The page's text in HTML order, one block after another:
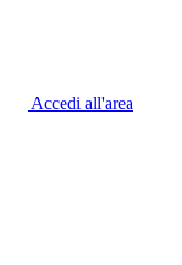
Accedi all'area